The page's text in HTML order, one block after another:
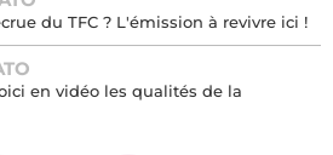
du TFC ? L'émission à revivre ici !
en vidéo les qualités de la